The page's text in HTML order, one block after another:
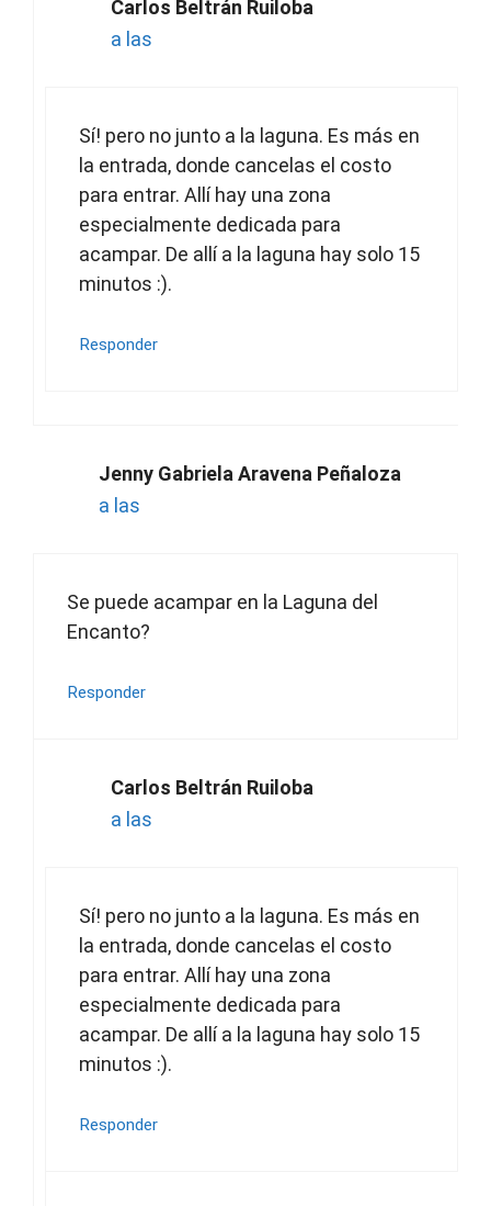
Carlos Beltrán Ruiloba
a las
Sí! pero no junto a la laguna. Es más en
la entrada, donde cancelas el costo
para entrar. Allí hay una zona
especialmente dedicada para
acampar. De allí a la laguna hay solo 15
minutos :).
Responder
Jenny Gabriela Aravena Peñaloza
a las
Se puede acampar en la Laguna del
Encanto?
Responder
Carlos Beltrán Ruiloba
a las
Sí! pero no junto a la laguna. Es más en
la entrada, donde cancelas el costo
para entrar. Allí hay una zona
especialmente dedicada para
acampar. De allí a la laguna hay solo 15
minutos :).
Responder